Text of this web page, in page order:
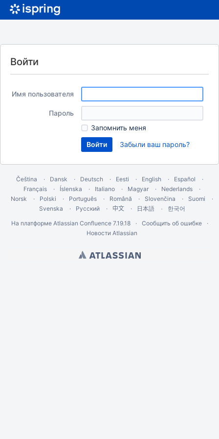
Войти
Имя пользователя
Пароль
Запомнить меня
Забыли ваш пароль?
Čeština Dansk Deutsch Eesti English
Español
Français
Íslenska Italiano Magyar
Nederlands
Norsk
Polski Português Română Slovenčina
Suomi
Svenska
Русский 中文 日本語
한국어
На платформе Atlassian Confluence 7.19.18
Сообщить об ошибке
Новости Atlassian